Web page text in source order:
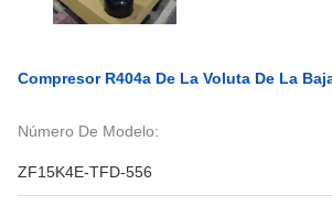
Compresor R404a De La Voluta De La
Número De Modelo:
ZF15K4E-TFD-556